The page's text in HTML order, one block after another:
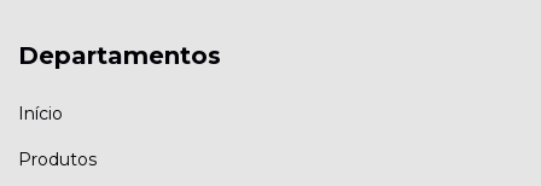
Departamentos
Início
Produtos